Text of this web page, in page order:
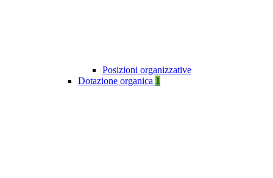
Posizioni organizzative
Dotazione organica 1